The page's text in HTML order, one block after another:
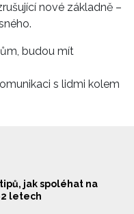
nové základně –
budou mít
s lidmi kolem
jak spoléhat na
letech